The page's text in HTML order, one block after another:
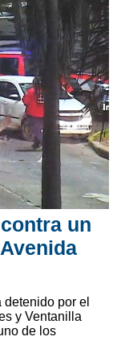
un
por el
y Ventanilla
de los